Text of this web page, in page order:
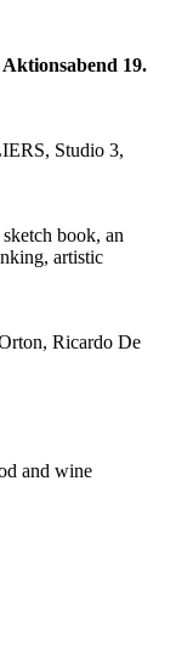
19.
Studio 3,
book, an
artistic
Ricardo De
and wine